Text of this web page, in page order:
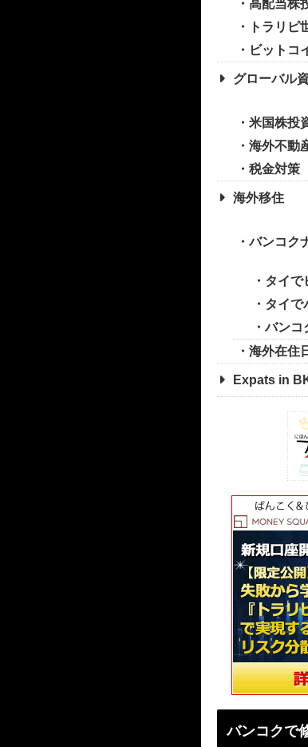
高配当株
トラリピ
ビットコ
グローバル
米国株投
海外不動
税金対策
海外移住
バンコク
タイで
タイで
バンコ
海外在住
Expats in
バンコクで